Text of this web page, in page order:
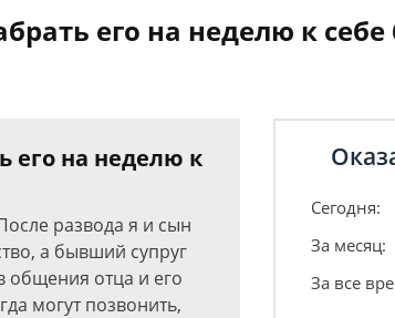
его на неделю к себе
его на неделю к
развода я и сын
а бывший супруг
общения отца и его
могут позвонить,
Сегодня:
За месяц:
За все